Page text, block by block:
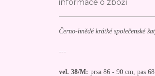
informace o zboží
Černo-hnědé krátké společenské
---
vel. 38/M: prsa 86 - 90 cm, pas